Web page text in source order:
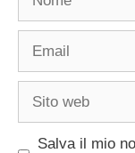
Email
Sito
Salva il mio